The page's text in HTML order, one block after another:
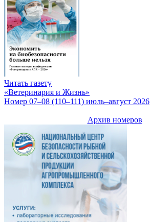
Читать газету
«Ветеринария и Жизнь»
Номер 07–08 (110–111) июль–август 2026
Архив номеров